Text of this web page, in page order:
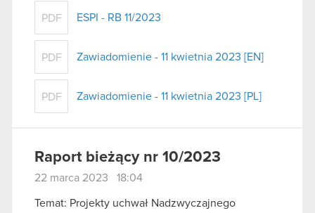
PDF ESPI - RB 11/2023
PDF Zawiadomienie - 11 kwietnia 2023 [EN]
PDF Zawiadomienie - 11 kwietnia 2023 [PL]
Raport bieżący nr 10/2023
22 marca 2023 18:04
Temat: Projekty uchwał Nadzwyczajnego